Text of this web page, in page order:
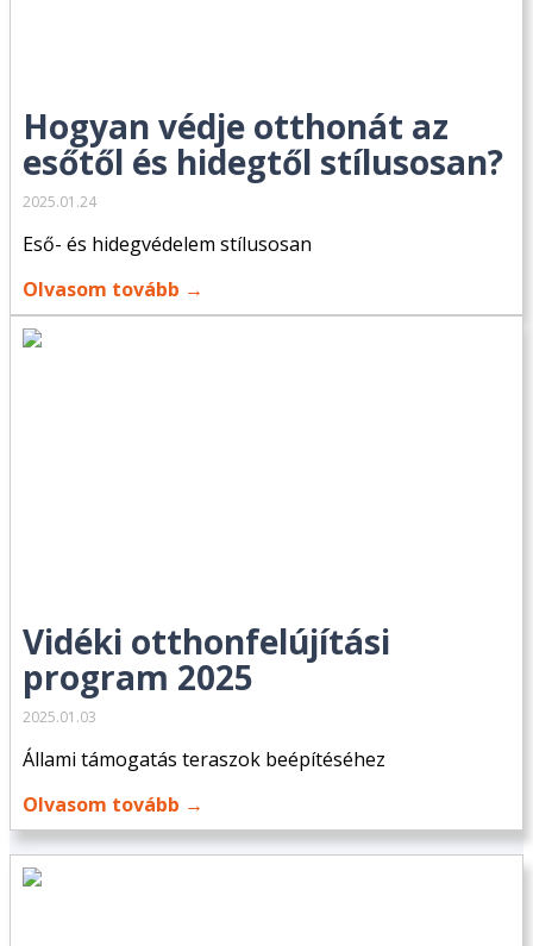
Hogyan védje otthonát az
esőtől és hidegtől stílusosan?
2025.01.24
Eső- és hidegvédelem stílusosan
Olvasom tovább →
Vidéki otthonfelújítási
program 2025
2025.01.03
Állami támogatás teraszok beépítéséhez
Olvasom tovább →